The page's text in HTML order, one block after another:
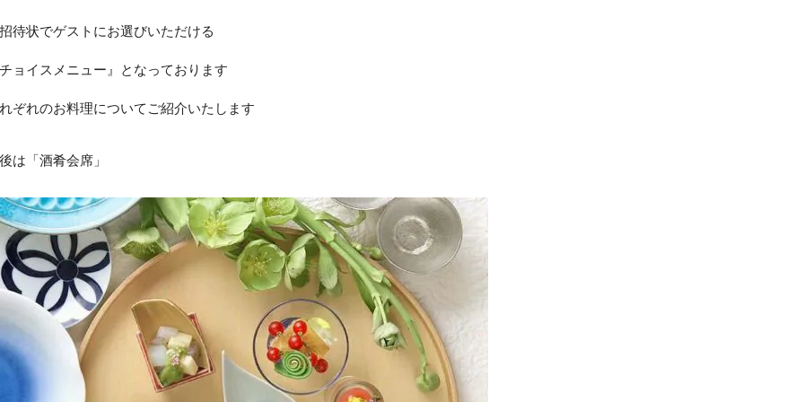
待状でゲストにお選びいただける
ョイスメニュー』となっております
ぞれのお料理についてご紹介いたします
は「酒肴会席」